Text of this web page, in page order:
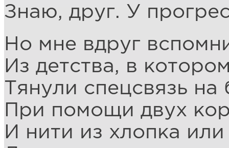
Знаю, друг. У
Но мне вдруг
Из детства, в
Тянули спецсвязь
При помощи двух
И нити из хлопка